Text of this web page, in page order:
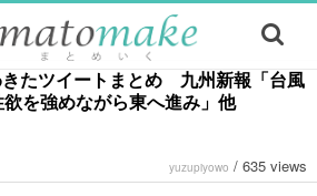
きたツイートまとめ 九州新報「台風
を強めながら東へ進み」他
yuzupiyowo / 635 views